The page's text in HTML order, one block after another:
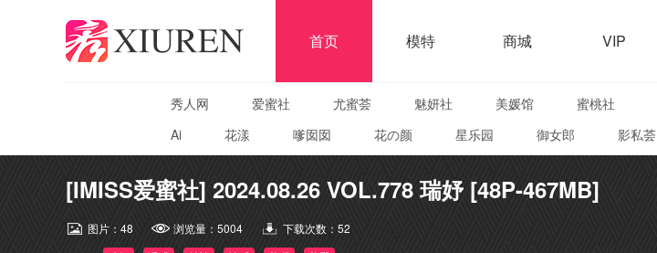
首页 模特 商城 VIP
秀人网 爱蜜社 尤蜜荟 魅妍社 美媛馆 蜜桃社
Ai
花漾 嗲囡囡 花の颜 星乐园 御女郎 影私荟
[IMISS爱蜜社] 2024.08.26 VOL.778 瑞妤 [48P-467MB]
图片： 48 浏览量： 5004 下载次数： 52